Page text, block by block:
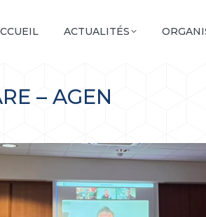
ACTUALITÉS
– AGEN